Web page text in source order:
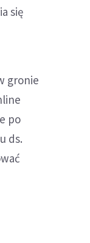
się
gronie
po
ds.